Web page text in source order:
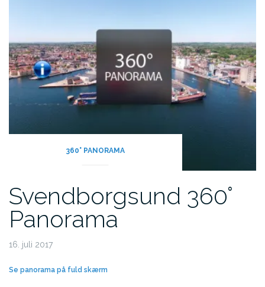
360° PANORAMA
Svendborgsund 360°
Panorama
16. juli 2017
Se panorama på fuld skærm